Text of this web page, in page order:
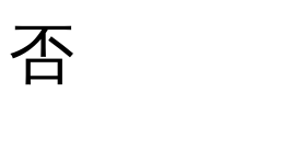
否